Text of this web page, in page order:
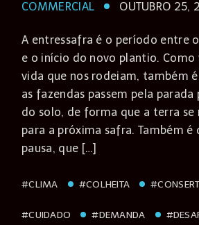
COMMERCIAL OUTUBRO 25,
A entressafra é o período entre
e o início do novo plantio. Como
vida que nos rodeiam, também
as fazendas passem pela parada
do solo, de forma que a terra se
para a próxima safra. Também é
pausa, que […]
#CLIMA #COLHEITA
#CUIDADO #DEMANDA